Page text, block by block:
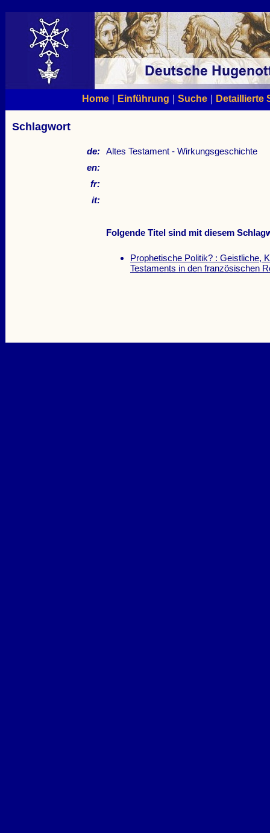
Home| Einführung | Suche| Detaillierte
Schlagwort
de: Altes Testament - Wirkungsgeschichte
en:
fr:
it:
Folgende Titel sind mit diesem
Prophetische Politik? : Geistliche,
Testaments in den französischen